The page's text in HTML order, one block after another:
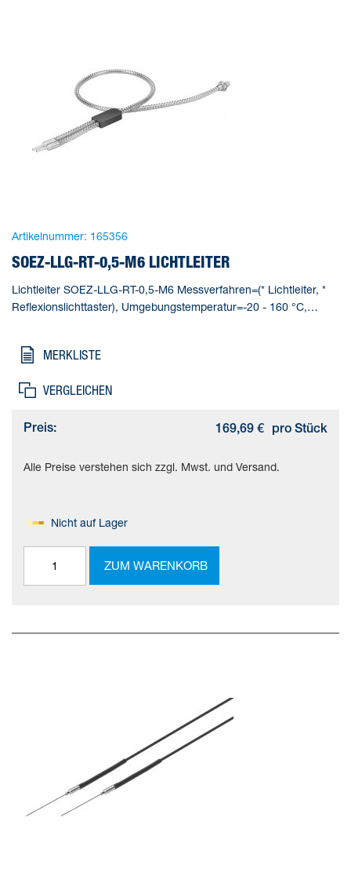
Artikelnummer: 165356
SOEZ-LLG-RT-0,5-M6 LICHTLEITER
Lichtleiter SOEZ-LLG-RT-0,5-M6 Messverfahren=(* Lichtleiter, *
Reflexionslichttaster), Umgebungstemperatur=-20 - 160 °C,
MERKLISTE
VERGLEICHEN
Preis: 169,69 € pro Stück
Alle Preise verstehen sich zzgl. Mwst. und Versand.
Nicht auf Lager
ZUM WARENKORB